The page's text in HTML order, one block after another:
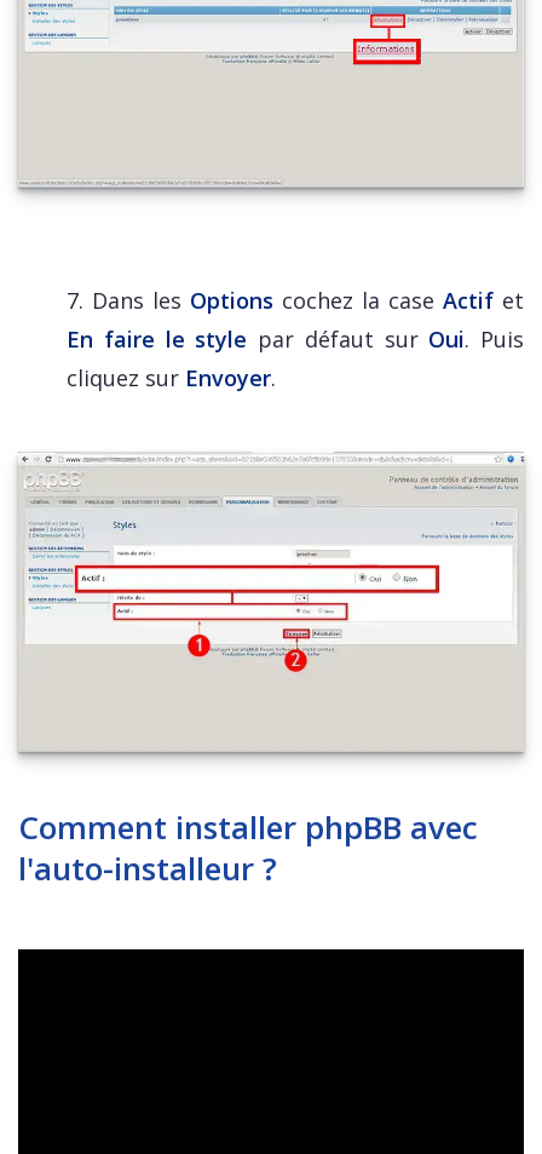
7. Dans les Options cochez la case Actif et
En faire le style par défaut sur Oui. Puis
cliquez sur Envoyer.
Comment installer phpBB avec
l'auto-installeur ?